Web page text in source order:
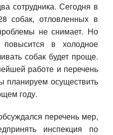
сотрудника. Сегодня в
собак, отловленных в
не снимает. Но
в холодное
собак будет проще.
работе и перечень
планируем осуществить
году.
перечень мер,
инспекция по